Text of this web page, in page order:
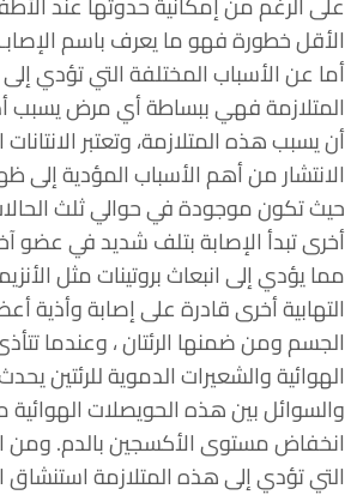
الأقل خطورة فهو ما يعرف باسم
أما عن الأسباب المختلفة التي تؤدي
المتلازمة فهي ببساطة أي مرض يسبب
أن يسبب هذه المتلازمة، وتعتبر
الانتشار من أهم الأسباب المؤدية إلى
حيث تكون موجودة في حوالي ثلث
أخرى تبدأ الإصابة بتلف شديد في عضو
مما يؤدي إلى انبعاث بروتينات مثل
التهابية أخرى قادرة على إصابة وأذية
الجسم ومن ضمنها الرئتان ، وعندما
الهوائية والشعيرات الدموية للرئتين
والسوائل بين هذه الحويصلات
انخفاض مستوى الأكسجين بالدم. ومن
التي تؤدي إلى هذه المتلازمة استنشاق